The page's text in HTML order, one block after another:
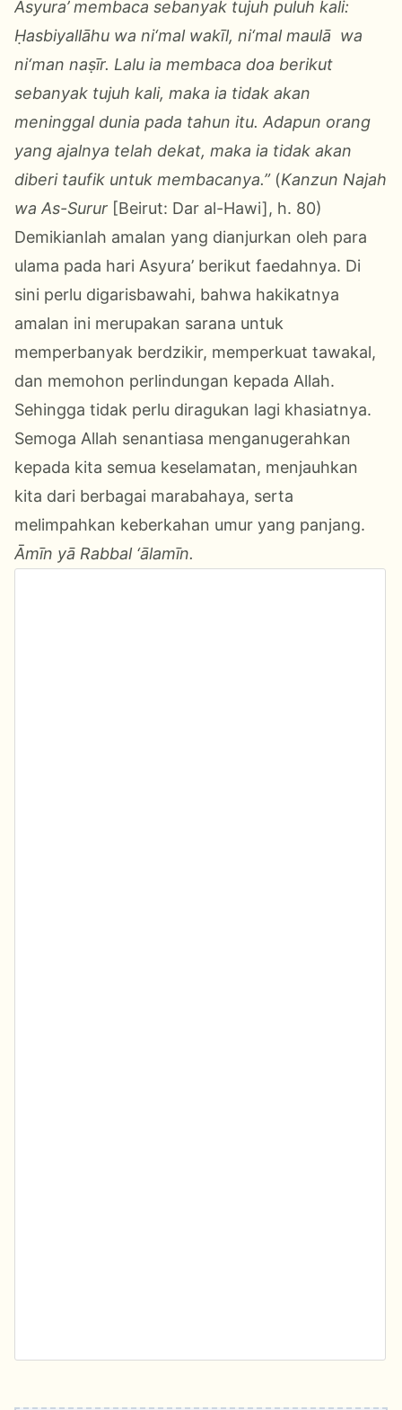
Asyura’ membaca sebanyak tujuh puluh kali:
Ḥasbiyallāhu wa ni‘mal wakīl, ni‘mal maulā wa
ni‘man naṣīr. Lalu ia membaca doa berikut
sebanyak tujuh kali, maka ia tidak akan
meninggal dunia pada tahun itu. Adapun orang
yang ajalnya telah dekat, maka ia tidak akan
diberi taufik untuk membacanya.”(Kanzun Najah
wa As-Surur [Beirut: Dar al-Hawi], h. 80)
Demikianlah amalan yang dianjurkan oleh para
ulama pada hari Asyura’ berikut faedahnya. Di
sini perlu digarisbawahi, bahwa hakikatnya
amalan ini merupakan sarana untuk
memperbanyak berdzikir, memperkuat tawakal,
dan memohon perlindungan kepada Allah.
Sehingga tidak perlu diragukan lagi khasiatnya.
Semoga Allah senantiasa menganugerahkan
kepada kita semua keselamatan, menjauhkan
kita dari berbagai marabahaya, serta
melimpahkan keberkahan umur yang panjang.
Āmīn yā Rabbal ‘ālamīn.